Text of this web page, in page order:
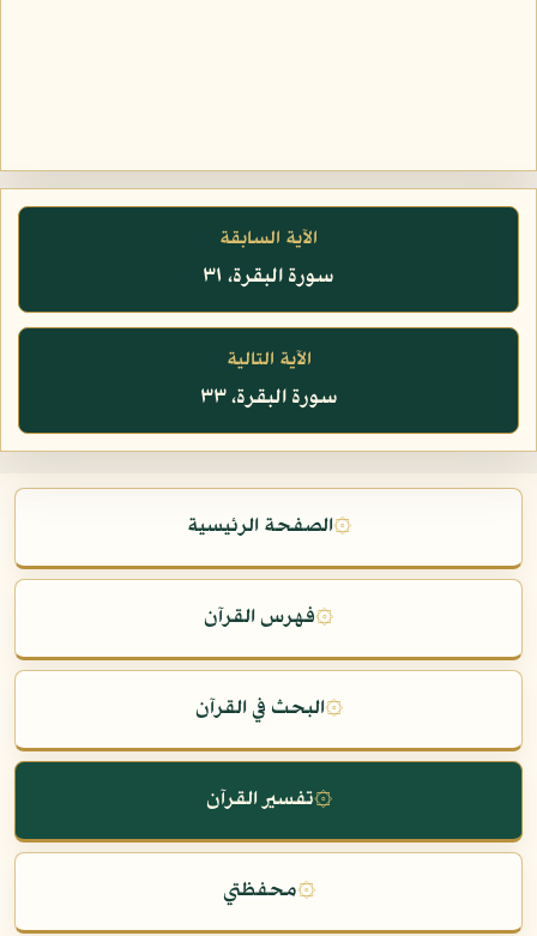
الآية السابقة
سورة البقرة، ٣١
الآية التالية
سورة البقرة، ٣٣
۞الصفحة الرئيسية
۞فهرس القرآن
۞البحث في القرآن
۞تفسير القرآن
۞محفظتي